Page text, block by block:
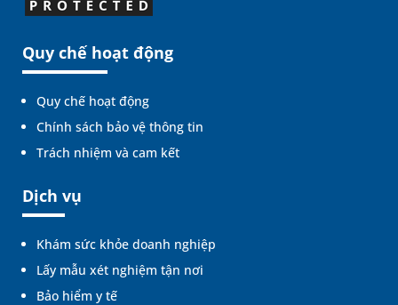
Quy chế hoạt động
Quy chế hoạt động
Chính sách bảo vệ thông tin
Trách nhiệm và cam kết
Dịch vụ
Khám sức khỏe doanh nghiệp
Lấy mẫu xét nghiệm tận nơi
Bảo hiểm y tế